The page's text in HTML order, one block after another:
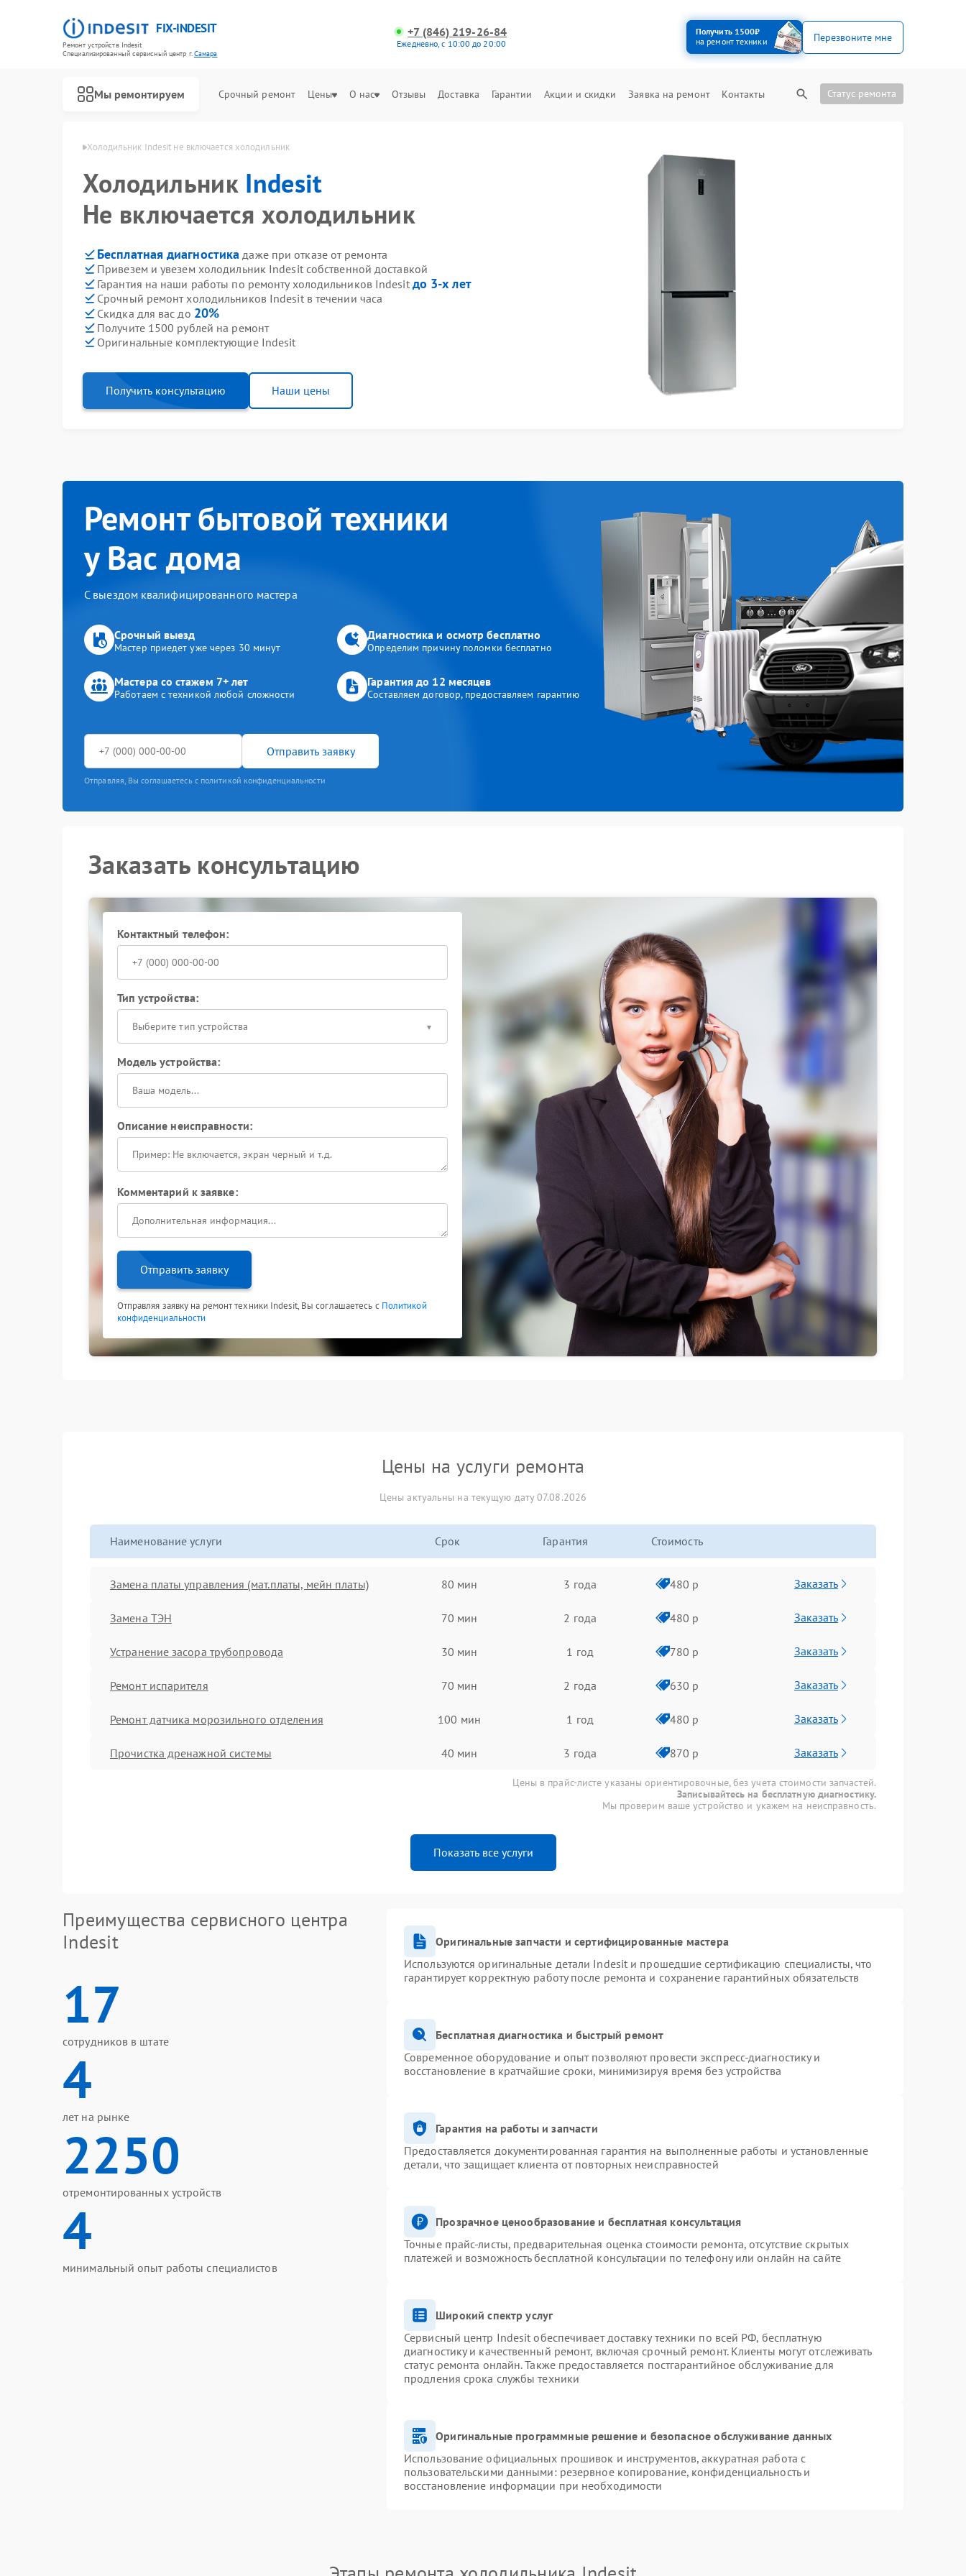
FIX-INDESIT
Ремонт устройств Indesit
Специализированный cервисный центр г.Самара
+7 (846) 219-26-84
Ежедневно, с 10:00 до 20:00
Получить 1500₽
на ремонт техники
Перезвоните мне
Мы ремонтируем Срочный ремонт Цены О нас Отзывы Доставка Гарантии Акции и скидки Заявка на ремонт Контакты Статус ремонта
Indesit в Самаре Холодильник Indesit не включается холодильник
Холодильник Indesit
Не включается холодильник
Бесплатная диагностика даже при отказе от ремонта
Привезем и увезем холодильник Indesit собственной доставкой
Гарантия на наши работы по ремонту холодильников Indesit до 3-х лет
Срочный ремонт холодильников Indesit в течении часа
Скидка для вас до 20%
Получите 1500 рублей на ремонт
Оригинальные комплектующие Indesit
Получить консультацию Наши цены
Ремонт бытовой техники
у Вас дома
С выездом квалифицированного мастера
Срочный выезд
Мастер приедет уже через 30 минут
Диагностика и осмотр бесплатно
Определим причину поломки бесплатно
Мастера со стажем 7+ лет
Работаем с техникой любой сложности
Гарантия до 12 месяцев
Составляем договор, предоставляем гарантию
Отправить заявку
Отправляя, Вы соглашаетесь с политикой конфиденциальности
Заказать консультацию
Контактный телефон:
Тип устройства:
Выберите тип устройства
Модель устройства:
Описание неисправности:
Комментарий к заявке:
Отправить заявку
Отправляя заявку на ремонт техники Indesit, Вы соглашаетесь с Политикой
конфиденциальности
Цены на услуги ремонта
Цены актуальны на текущую дату 07.08.2026
Наименование услуги Срок Гарантия Стоимость
Замена платы управления (мат.платы, мейн платы) 80 мин 3 года 480 р Заказать
Замена ТЭН 70 мин 2 года 480 р Заказать
Устранение засора трубопровода 30 мин 1 год 780 р Заказать
Ремонт испарителя 70 мин 2 года 630 р Заказать
Ремонт датчика морозильного отделения 100 мин 1 год 480 р Заказать
Прочистка дренажной системы 40 мин 3 года 870 р Заказать
Цены в прайс-листе указаны ориентировочные, без учета стоимости запчастей.
Записывайтесь на бесплатную диагностику.
Мы проверим ваше устройство и укажем на неисправность.
Показать все услуги
Преимущества сервисного центра
Indesit
17
сотрудников в штате
4
лет на рынке
2250
отремонтированных устройств
4
минимальный опыт работы специалистов
Оригинальные запчасти и сертифицированные мастера
Используются оригинальные детали Indesit и прошедшие сертификацию специалисты, что
гарантирует корректную работу после ремонта и сохранение гарантийных обязательств
Бесплатная диагностика и быстрый ремонт
Современное оборудование и опыт позволяют провести экспресс-диагностику и
восстановление в кратчайшие сроки, минимизируя время без устройства
Гарантия на работы и запчасти
Предоставляется документированная гарантия на выполненные работы и установленные
детали, что защищает клиента от повторных неисправностей
Прозрачное ценообразование и бесплатная консультация
Точные прайс-листы, предварительная оценка стоимости ремонта, отсутствие скрытых
платежей и возможность бесплатной консультации по телефону или онлайн на сайте
Широкий спектр услуг
Сервисный центр Indesit обеспечивает доставку техники по всей РФ, бесплатную
диагностику и качественный ремонт, включая срочный ремонт. Клиенты могут отслеживать
статус ремонта онлайн. Также предоставляется постгарантийное обслуживание для
продления срока службы техники
Оригинальные программные решение и безопасное обслуживание данных
Использование официальных прошивок и инструментов, аккуратная работа с
пользовательскими данными: резервное копирование, конфиденциальность и
восстановление информации при необходимости